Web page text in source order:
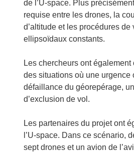
l
n
de l’U-space. Plus
requise entre les drones, la
d’altitude et les procédures
ellipsoïdaux constants.
Les chercheurs ont
des situations où une urgence
défaillance du géorepérage,
d’exclusion de vol.
Les partenaires du projet ont
l’U-space. Dans ce scénario,
sept drones et un avion de